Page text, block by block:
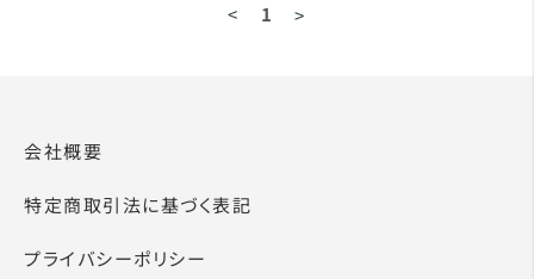
< 1 >
会社概要
特定商取引法に基づく表記
プライバシーポリシー